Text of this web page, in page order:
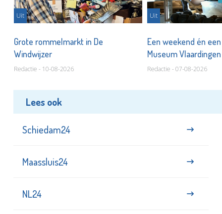
Uit
Grote rommelmarkt in De
Windwijzer
Redactie - 10-08-2026
Uit
Een weekend én
Museum
Redactie - 07-08-2026
Lees ook
Schiedam24
Maassluis24
NL24